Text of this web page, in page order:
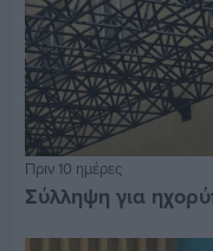
Πριν 10 ημέρες
Σύλληψη για